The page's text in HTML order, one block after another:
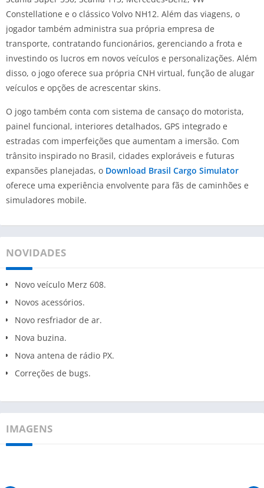
Constellatione e o clássico Volvo NH12. Além das viagens, o
jogador também administra sua própria empresa de
transporte, contratando funcionários, gerenciando a frota e
investindo os lucros em novos veículos e personalizações. Além
disso, o jogo oferece sua própria CNH virtual, função de alugar
veículos e opções de acrescentar skins.
O jogo também conta com sistema de cansaço do motorista,
painel funcional, interiores detalhados, GPS integrado e
estradas com imperfeições que aumentam a imersão. Com
trânsito inspirado no Brasil, cidades exploráveis e futuras
expansões planejadas, o Download Brasil Cargo Simulator
oferece uma experiência envolvente para fãs de caminhões e
simuladores mobile.
NOVIDADES
Novo veículo Merz 608.
Novos acessórios.
Novo resfriador de ar.
Nova buzina.
Nova antena de rádio PX.
Correções de bugs.
IMAGENS